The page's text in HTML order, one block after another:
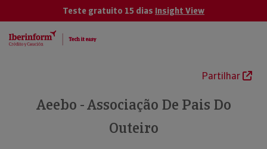
Teste gratuito 15 dias Insight View
Partilhar
Aeebo - Associação De Pais Do
Outeiro